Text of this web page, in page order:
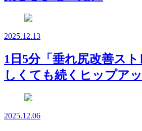
2025.12.13
1日5分「垂れ尻改善ス
しくても続くヒップア
2025.12.06